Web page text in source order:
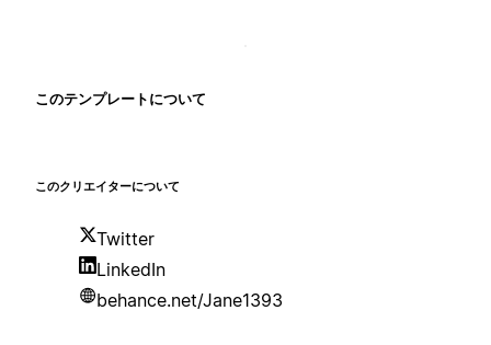
このテンプレートについて
このクリエイターについて
Twitter
LinkedIn
behance.net/Jane1393